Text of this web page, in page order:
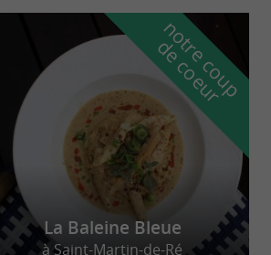
n
o
t
r
e
c
o
u
p
d
e
c
o
e
u
r
La Baleine Bleue
à Saint-Martin-de-Ré